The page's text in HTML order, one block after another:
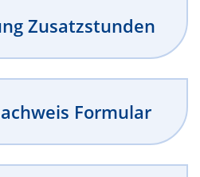
Zusatzstunden
Formular